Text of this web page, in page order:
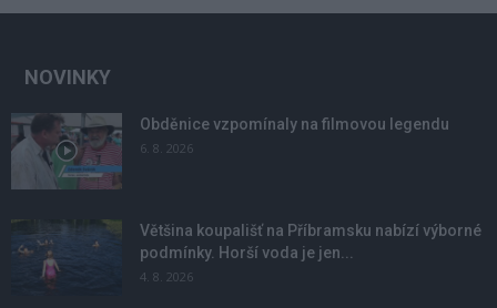
NOVINKY
Obděnice vzpomínaly na filmovou legendu
6. 8. 2026
Většina koupališť na Příbramsku nabízí výborné
podmínky. Horší voda je jen...
4. 8. 2026